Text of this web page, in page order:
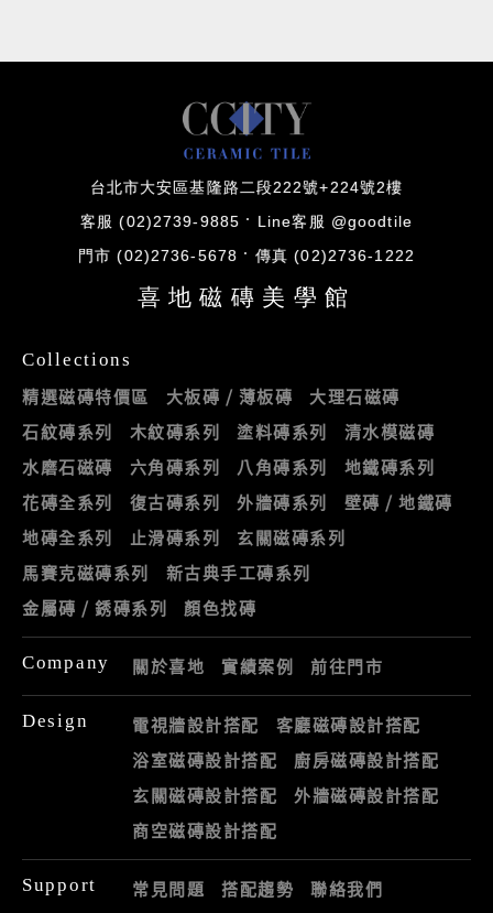
台北市大安區基隆路二段222號+224號2樓
客服 (02)2739-9885 Line客服 @goodtile
門市 (02)2736-5678 傳真 (02)2736-1222
喜地磁磚美學館
Collections
精選磁磚特價區 大板磚 / 薄板磚
大理石磁磚
石紋磚系列
木紋磚系列 塗料磚系列
清水模磁磚
水磨石磁磚
六角磚系列 八角磚系列
地鐵磚系列
花磚全系列
復古磚系列 外牆磚系列
壁磚 / 地鐵磚
地磚全系列
止滑磚系列
玄關磁磚系列
馬賽克磁磚系列
新古典手工磚系列
金屬磚 / 銹磚系列
顏色找磚
Company 關於喜地 實績案例 前往門市
Design 電視牆設計搭配
客廳磁磚設計搭配
浴室磁磚設計搭配
廚房磁磚設計搭配
玄關磁磚設計搭配
外牆磁磚設計搭配
商空磁磚設計搭配
Support 常見問題 搭配趨勢 聯絡我們